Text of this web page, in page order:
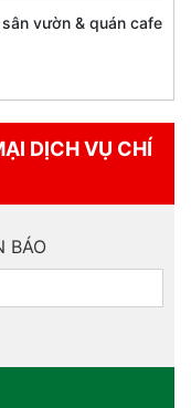
vườn & quán cafe
DỊCH VỤ CHÍ
BÁO